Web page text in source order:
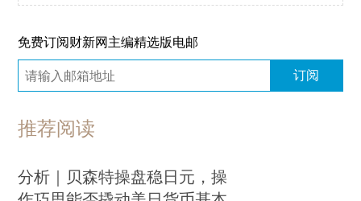
免费订阅财新网主编精选版电邮
订阅
推荐阅读
分析｜贝森特操盘稳日元，操